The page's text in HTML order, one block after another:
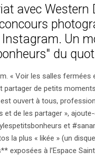
avec
Un
du
« Voir les salles
de petits
ouvert à tous,
de les partager »,
et
la plus « likée » (un
à l’Espace